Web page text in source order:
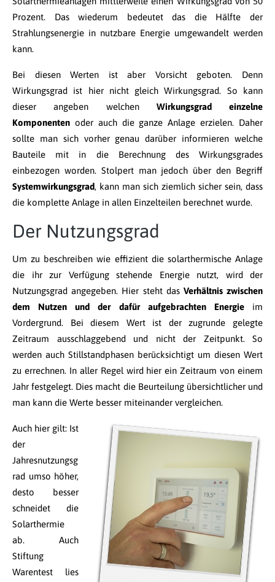
Prozent. Das wiederum bedeutet das die Hälfte der
Strahlungsenergie in nutzbare Energie umgewandelt werden
kann.
Bei diesen Werten ist aber Vorsicht geboten. Denn
Wirkungsgrad ist hier nicht gleich Wirkungsgrad. So kann
dieser angeben welchen Wirkungsgrad einzelne
Komponenten oder auch die ganze Anlage erzielen. Daher
sollte man sich vorher genau darüber informieren welche
Bauteile mit in die Berechnung des Wirkungsgrades
einbezogen worden. Stolpert man jedoch über den Begriff
Systemwirkungsgrad, kann man sich ziemlich sicher sein, dass
die komplette Anlage in allen Einzelteilen berechnet wurde.
Der Nutzungsgrad
Um zu beschreiben wie effizient die solarthermische Anlage
die ihr zur Verfügung stehende Energie nutzt, wird der
Nutzungsgrad angegeben. Hier steht das Verhältnis zwischen
dem Nutzen und der dafür aufgebrachten Energieim
Vordergrund. Bei diesem Wert ist der zugrunde gelegte
Zeitraum ausschlaggebend und nicht der Zeitpunkt. So
werden auch Stillstandphasen berücksichtigt um diesen Wert
zu errechnen. In aller Regel wird hier ein Zeitraum von einem
Jahr festgelegt. Dies macht die Beurteilung übersichtlicher und
man kann die Werte besser miteinander vergleichen.
Auch hier gilt: Ist
der
Jahresnutzungsg
rad umso höher,
desto besser
schneidet die
Solarthermie
ab. Auch
Stiftung
Warentest lies